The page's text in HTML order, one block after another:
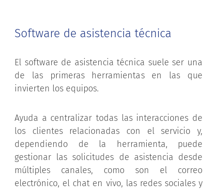
Software de asistencia técnica
El software de asistencia técnica suele ser una
de las primeras herramientas en las que
invierten los equipos.
Ayuda a centralizar todas las interacciones de
los clientes relacionadas con el servicio y,
dependiendo de la herramienta, puede
gestionar las solicitudes de asistencia desde
múltiples canales, como son el correo
electrónico, el chat en vivo, las redes sociales y